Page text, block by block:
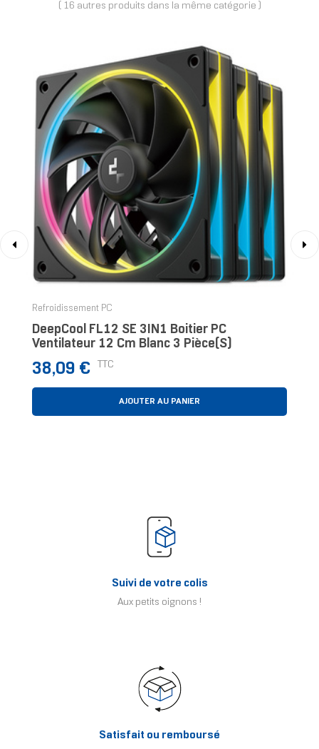
( 16 autres produits dans la même catégorie )
Refroidissement PC
DeepCool FL12 SE 3IN1 Boitier PC
Ventilateur 12 Cm Blanc 3 Pièce(s)
Prix
38,09 € TTC
AJOUTER AU PANIER
Suivi de votre colis
Aux petits oignons !
Satisfait ou remboursé